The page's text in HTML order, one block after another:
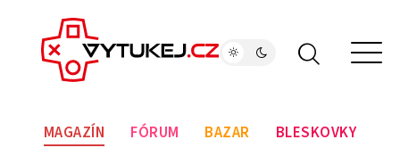
MAGAZÍN FÓRUM BAZAR BLESKOVKY